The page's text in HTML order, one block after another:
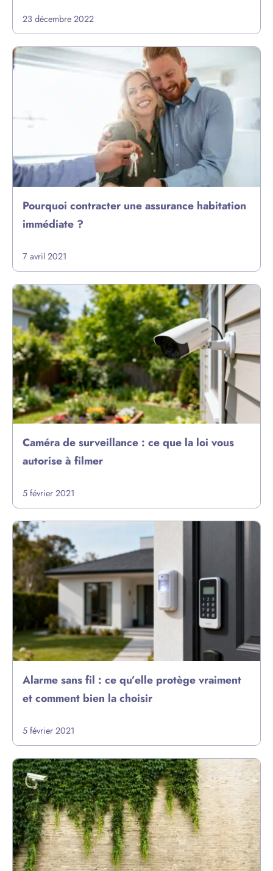
23 décembre 2022
Pourquoi contracter une assurance habitation
immédiate ?
7 avril 2021
Caméra de surveillance : ce que la loi vous
autorise à filmer
5 février 2021
Alarme sans fil : ce qu’elle protège vraiment
et comment bien la choisir
5 février 2021